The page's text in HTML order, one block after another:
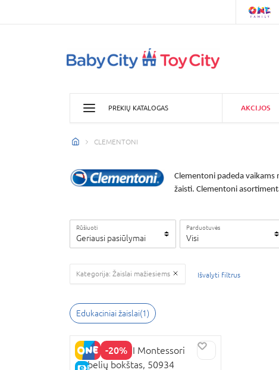
PREKIŲ KATALOGAS AKCIJOS
CLEMENTONI
Clementoni padeda vaikams
žaisti. Clementoni
Rūšiuoti
Geriausi pasiūlymai
Parduotuvės
Visi
Kategorija: Žaislai mažiesiems Išvalyti filtrus
Edukaciniai žaislai(1)
-20%
E-KAINA
CLEMENTONI Montessori
kubelių bokštas, 50934